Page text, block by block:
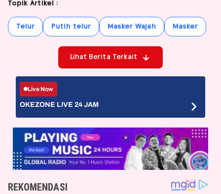
Topik Artikel :
Telur Putih telur Masker Wajah Masker
Lihat Berita Terkait
Live Now
OKEZONE LIVE 24 JAM